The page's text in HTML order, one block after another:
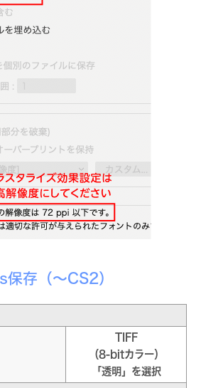
存（〜CS2）
TIFF
（8-bitカラー）
「透明」を選択